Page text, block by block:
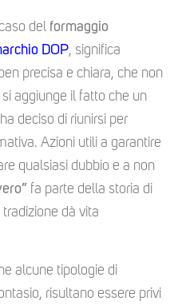
del formaggio
DOP, significa
precisa e chiara, che non
aggiunge il fatto che un
deciso di riunirsi per
Azioni utili a garantire
qualsiasi dubbio e a non
fa parte della storia di
dà vita
alcune tipologie di
risultano essere privi